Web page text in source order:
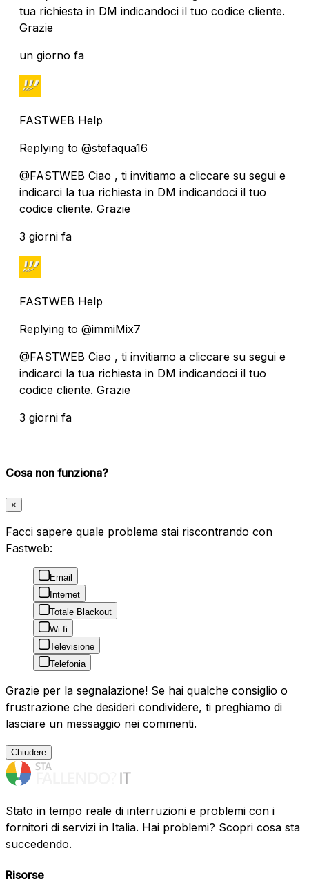
tua richiesta in DM indicandoci il tuo codice cliente.
Grazie
un giorno fa
FASTWEB Help
Replying to @stefaqua16
@FASTWEB Ciao , ti invitiamo a cliccare su segui e
indicarci la tua richiesta in DM indicandoci il tuo
codice cliente. Grazie
3 giorni fa
FASTWEB Help
Replying to @immiMix7
@FASTWEB Ciao , ti invitiamo a cliccare su segui e
indicarci la tua richiesta in DM indicandoci il tuo
codice cliente. Grazie
3 giorni fa
Cosa non funziona?
×
Facci sapere quale problema stai riscontrando con
Fastweb:
Email
Internet
Totale Blackout
Wi-fi
Televisione
Telefonia
Grazie per la segnalazione! Se hai qualche consiglio o
frustrazione che desideri condividere, ti preghiamo di
lasciare un messaggio nei commenti.
Chiudere
Stato in tempo reale di interruzioni e problemi con i
fornitori di servizi in Italia. Hai problemi? Scopri cosa sta
succedendo.
Risorse